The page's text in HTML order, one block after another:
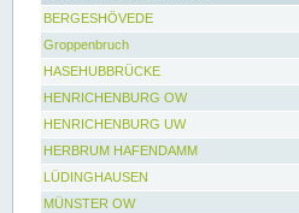
BERGESHÖVEDE
Groppenbruch
HASEHUBBRÜCKE
HENRICHENBURG OW
HENRICHENBURG UW
HERBRUM HAFENDAMM
LÜDINGHAUSEN
MÜNSTER OW